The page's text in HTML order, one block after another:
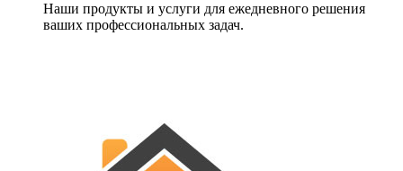
Наши продукты и услуги для ежедневного решения
ваших профессиональных задач.